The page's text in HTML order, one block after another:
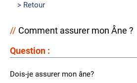
Retour
Comment assurer mon Âne ?
Question :
Dois-je assurer mon âne?